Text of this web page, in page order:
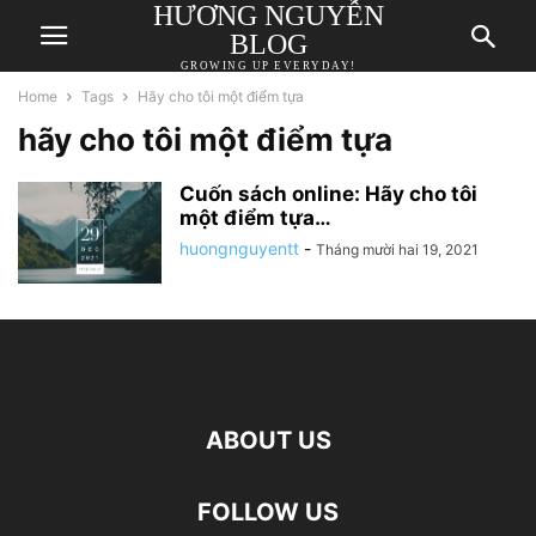
HƯƠNG NGUYỄN
BLOG
GROWING UP EVERYDAY!
Home Tags Hãy cho tôi một điểm tựa
hãy cho tôi một điểm tựa
Cuốn sách online: Hãy cho tôi
một điểm tựa…
huongnguyentt - Tháng mười hai 19, 2021
ABOUT US
FOLLOW US